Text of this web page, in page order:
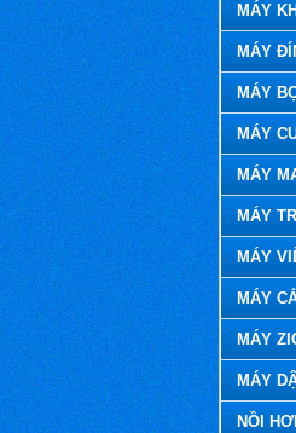
MÁY
MÁY
MÁY
MÁY
MÁY
MÁY
MÁY
MÁY
MÁY
MÁY
NỒI